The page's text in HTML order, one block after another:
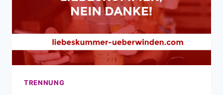
TRENNUNG